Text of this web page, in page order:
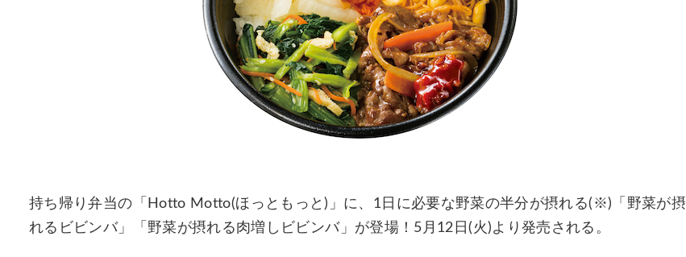
持ち帰り弁当の「Hotto Motto(ほっともっと)」に、1日に必要な野菜の半分が摂れる(※)「野菜が摂
れるビビンバ」「野菜が摂れる肉増しビビンバ」が登場！5月12日(火)より発売される。